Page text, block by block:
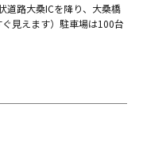
道路大桑ICを降り、大桑橋
見えます）駐車場は100台